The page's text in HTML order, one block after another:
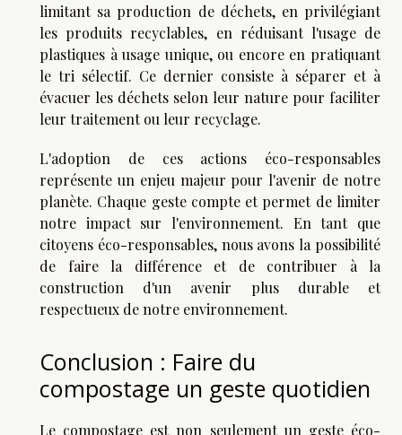
limitant sa production de déchets, en privilégiant
les produits recyclables, en réduisant l'usage de
plastiques à usage unique, ou encore en pratiquant
le tri sélectif. Ce dernier consiste à séparer et à
évacuer les déchets selon leur nature pour faciliter
leur traitement ou leur recyclage.
L'adoption de ces actions éco-responsables
représente un enjeu majeur pour l'avenir de notre
planète. Chaque geste compte et permet de limiter
notre impact sur l'environnement. En tant que
citoyens éco-responsables, nous avons la possibilité
de faire la différence et de contribuer à la
construction d'un avenir plus durable et
respectueux de notre environnement.
Conclusion : Faire du
compostage un geste quotidien
Le compostage est non seulement un geste éco-